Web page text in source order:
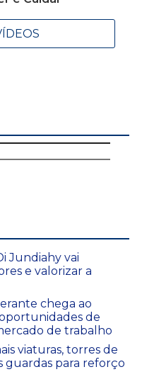
Jundiahy vai
e valorizar a
chega ao
de
de trabalho
viaturas, torres de
guardas para reforço